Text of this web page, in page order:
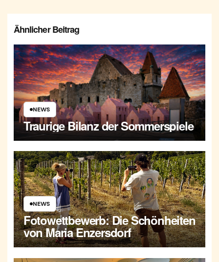
Ähnlicher Beitrag
NEWS
Traurige Bilanz der Sommerspiele
NEWS
Fotowettbewerb: Die Schönheiten
von Maria Enzersdorf